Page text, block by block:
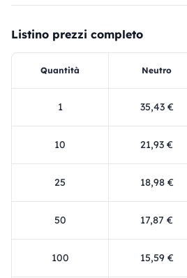
Listino prezzi completo
Quantità Neutro
1 35,43 €
10 21,93 €
25 18,98 €
50 17,87 €
100 15,59 €